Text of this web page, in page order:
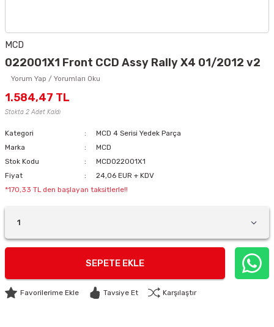
MCD
022001X1 Front CCD Assy Rally X4 01/2012 v2
Yorum Yap / Yorumları Oku
1.584,47 TL
Stokta 2 Adet Kaldı
Kategori
MCD 4 Serisi Yedek Parça
Marka
MCD
Stok Kodu
MCD022001X1
Fiyat
24,06 EUR + KDV
*170,33 TL den başlayan taksitlerle!!
SEPETE EKLE
Tavsiye Et Karşılaştır